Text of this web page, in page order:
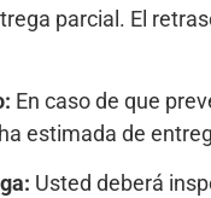
parcial. El
En caso de que
estimada de
Usted deberá